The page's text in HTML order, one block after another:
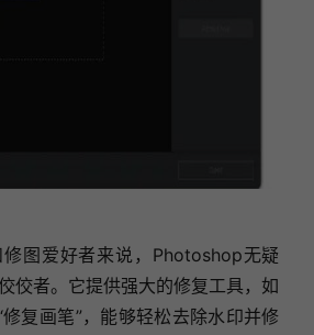
图爱好者来说，Photoshop无疑
佼者。它提供强大的修复工具，如
修复画笔”，能够轻松去除水印并修